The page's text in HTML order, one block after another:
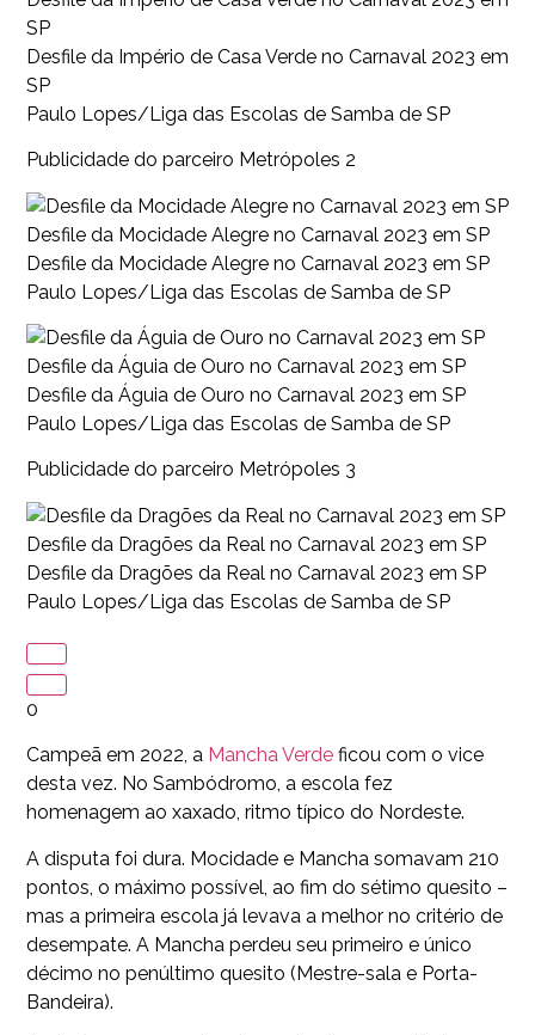
SP
Desfile da Império de Casa Verde no Carnaval 2023 em
SP
Paulo Lopes/Liga das Escolas de Samba de SP
Publicidade do parceiro Metrópoles 2
Desfile da Mocidade Alegre no Carnaval 2023 em SP
Desfile da Mocidade Alegre no Carnaval 2023 em SP
Paulo Lopes/Liga das Escolas de Samba de SP
Desfile da Águia de Ouro no Carnaval 2023 em SP
Desfile da Águia de Ouro no Carnaval 2023 em SP
Paulo Lopes/Liga das Escolas de Samba de SP
Publicidade do parceiro Metrópoles 3
Desfile da Dragões da Real no Carnaval 2023 em SP
Desfile da Dragões da Real no Carnaval 2023 em SP
Paulo Lopes/Liga das Escolas de Samba de SP
0
Campeã em 2022, a Mancha Verde ficou com o vice
desta vez. No Sambódromo, a escola fez
homenagem ao xaxado, ritmo típico do Nordeste.
A disputa foi dura. Mocidade e Mancha somavam 210
pontos, o máximo possível, ao fim do sétimo quesito –
mas a primeira escola já levava a melhor no critério de
desempate. A Mancha perdeu seu primeiro e único
décimo no penúltimo quesito (Mestre-sala e Porta-
Bandeira).